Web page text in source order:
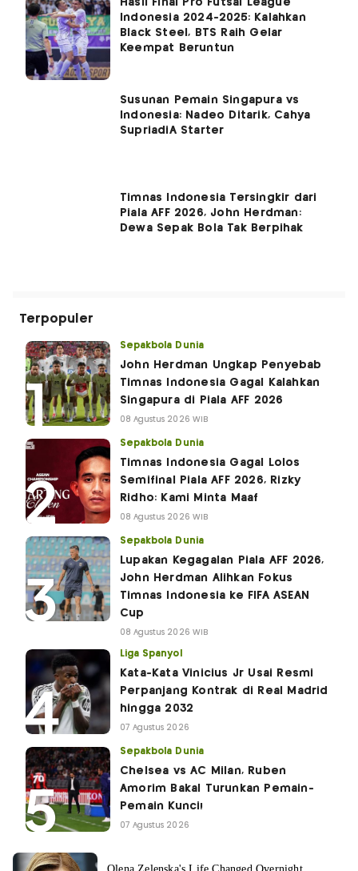
Indonesia 2024-2025: Kalahkan
Black Steel, BTS Raih Gelar
Keempat Beruntun
Susunan Pemain Singapura vs
Indonesia: Nadeo Ditarik, Cahya
SupriadiÂ Starter
Timnas Indonesia Tersingkir dari
Piala AFF 2026, John Herdman:
Dewa Sepak Bola Tak Berpihak
Terpopuler
Sepakbola Dunia
John Herdman Ungkap Penyebab
Timnas Indonesia Gagal Kalahkan
Singapura di Piala AFF 2026
08 Agustus 2026 WIB
Sepakbola Dunia
Timnas Indonesia Gagal Lolos
Semifinal Piala AFF 2026, Rizky
Ridho: Kami Minta Maaf
08 Agustus 2026 WIB
Sepakbola Dunia
Lupakan Kegagalan Piala AFF 2026,
John Herdman Alihkan Fokus
Timnas Indonesia ke FIFA ASEAN
Cup
08 Agustus 2026 WIB
Liga Spanyol
Kata-Kata Vinicius Jr Usai Resmi
Perpanjang Kontrak di Real Madrid
hingga 2032
07 Agustus 2026
Sepakbola Dunia
Chelsea vs AC Milan, Ruben
Amorim Bakal Turunkan Pemain-
Pemain Kunci!
07 Agustus 2026